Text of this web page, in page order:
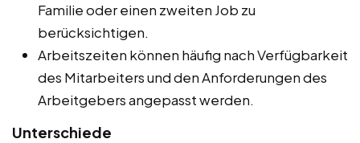
Familie oder einen zweiten Job zu
berücksichtigen.
Arbeitszeiten können häufig nach Verfügbarkeit
des Mitarbeiters und den Anforderungen des
Arbeitgebers angepasst werden.
Unterschiede